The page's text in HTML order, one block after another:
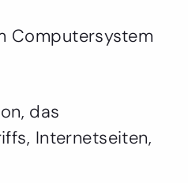
Computersystem
das
Internetseiten,